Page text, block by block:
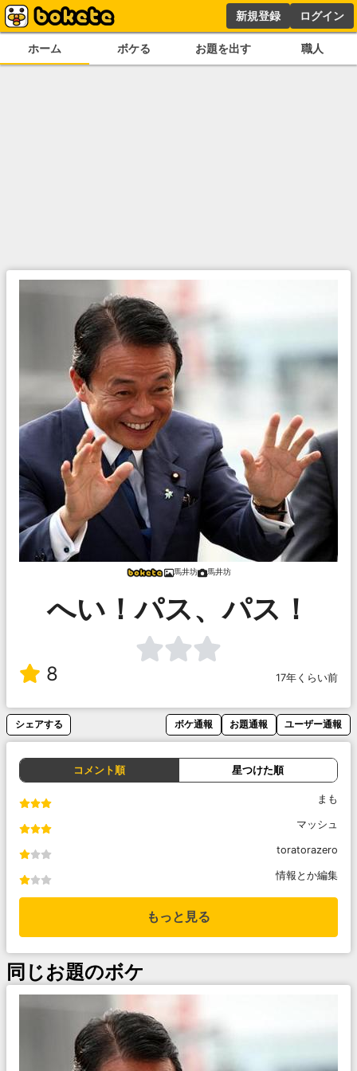
新規登録 ログイン
ホーム ボケる お題を出す 職人
馬井坊 馬井坊
へい！パス、パス！
8 17年くらい前
シェアする ボケ通報 お題通報 ユーザー通報
コメント順 星つけた順
まも
マッシュ
toratorazero
情報とか編集
もっと見る
同じお題のボケ